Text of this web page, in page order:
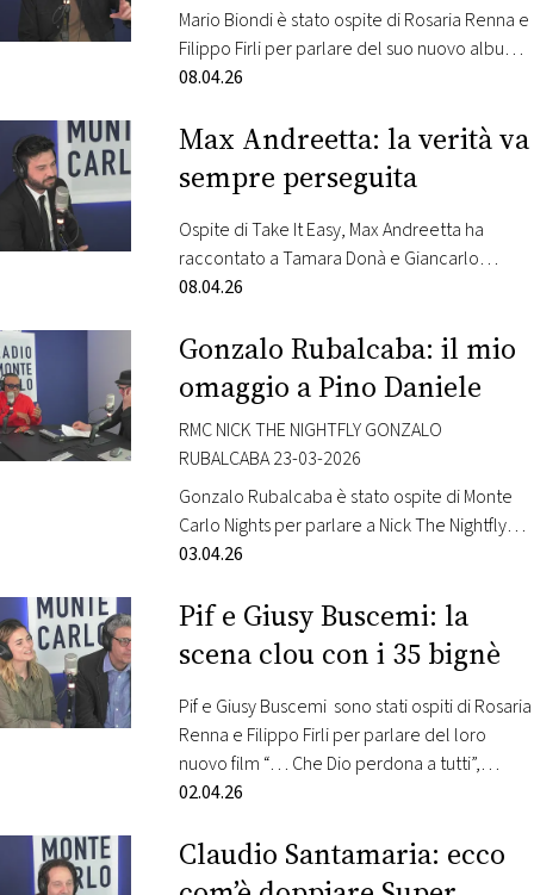
Mario Biondi è stato ospite di Rosaria Renna e
Filippo Firli per parlare del suo nuovo album.
E’ il primo in italiano ed è in uscita il 10 aprile.
vede Biondi protagonista assoluto non solo
come interprete, ma anche come autore e
compositore. Dell’artista anche arrangiamenti
e produzione.…
08.04.26
Max Andreetta: la verità va
sempre perseguita
Ospite di Take It Easy, Max Andreetta ha
raccontato a Tamara Donà e Giancarlo
Cattaneo la puntata “Colpevoli davvero?” del
7 aprile, in prima serata su Italia 1, torna
l’appuntamento con Le Iene presentano:
Inside, lo spin-off ideato da Davide Parenti. La
puntata dal titolo “Colpevoli
davvero?”, condotta da Max Andreetta e
scritta da Francesco Priano,…
08.04.26
Gonzalo Rubalcaba: il mio
omaggio a Pino Daniele
RMC NICK THE NIGHTFLY GONZALO
RUBALCABA 23-03-2026
Gonzalo Rubalcaba è stato ospite di Monte
Carlo Nights per parlare a Nick The Nightfly
del suo nuovo album “Gonzalo Plays Pino”.
Daniele. Rubalcaba, il musicista originario de
L’Avana, tra i più celebrati pianisti jazz al
mondo, rivisita alcuni brani iconici di Pino
Daniele. L’album comprende 11 brani…
03.04.26
Pif e Giusy Buscemi: la
scena clou con i 35 bignè
Pif e Giusy Buscemi sono stati ospiti di Rosaria
Renna e Filippo Firli per parlare del loro
nuovo film “… Che Dio perdona a tutti”,
diretto e interpretato da Pif. Nel cast anche
Marchetti, Domenico Centamore. Questa la
sinossi: Sicilia, oggi. Arturo è un agente
02.04.26
Claudio Santamaria: ecco